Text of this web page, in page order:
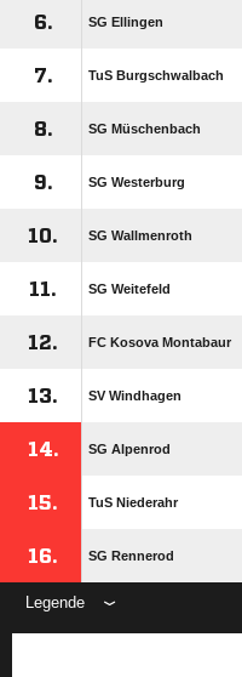
6. SG Ellingen
7. TuS Burgschwalbach
8. SG Müschenbach
9. SG Westerburg
10. SG Wallmenroth
11. SG Weitefeld
12. FC Kosova Montabaur
13. SV Windhagen
14. SG Alpenrod
15. TuS Niederahr
16. SG Rennerod
Legende